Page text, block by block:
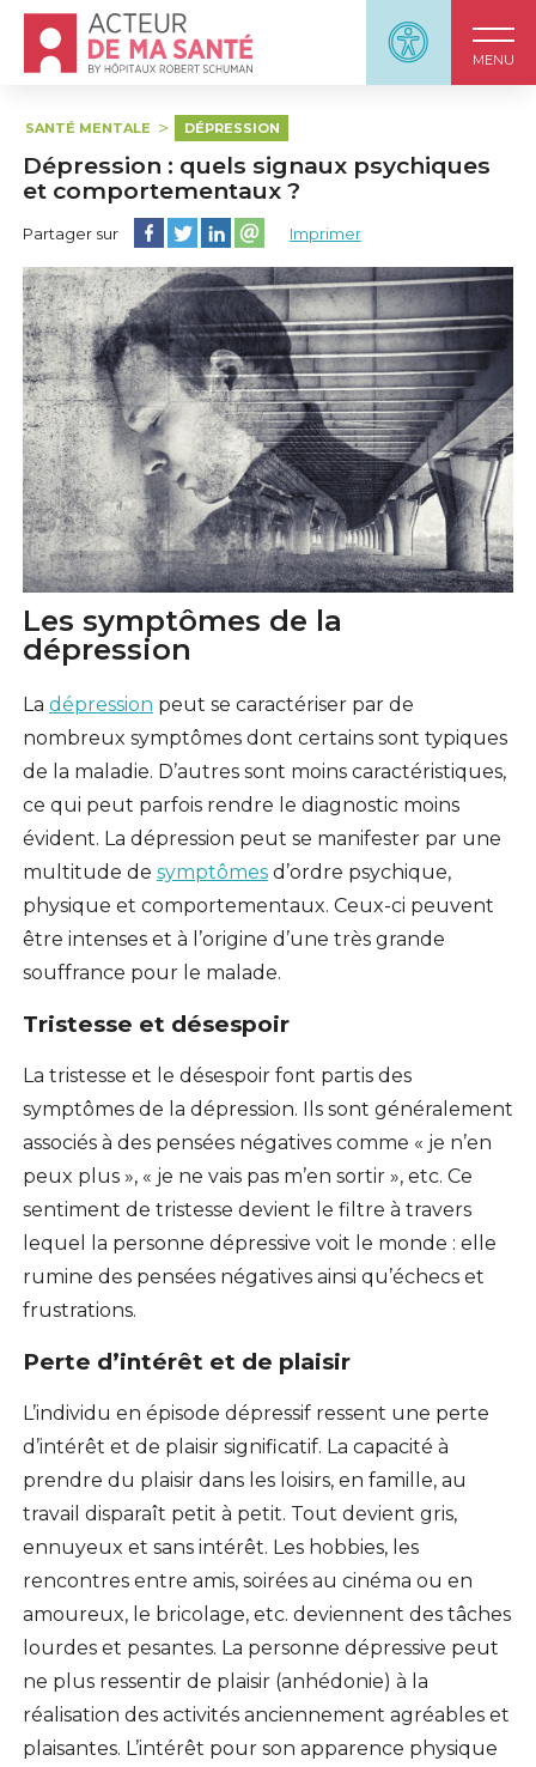
Panneau
MENU
Accueil - Acteur de ma santé, by HôpitauxRobert
SANTÉ MENTALE DÉPRESSION
Dépression : quels signaux psychiques
et comportementaux ?
Partager sur Partager cette page sur Facebook
Partager cette page sur Twitter
Partager cette page sur LinkedIn
Partager cette page sur email
Imprimer
Les symptômes de la
dépression
La dépression peut se caractériser par de
nombreux symptômes dont certains sont typiques
de la maladie. D’autres sont moins caractéristiques,
ce qui peut parfois rendre le diagnostic moins
évident. La dépression peut se manifester par une
multitude de symptômesd’ordre psychique,
physique et comportementaux. Ceux-ci peuvent
être intenses et à l’origine d’une très grande
souffrance pour le malade.
Tristesse et désespoir
La tristesse et le désespoir font partis des
symptômes de la dépression. Ils sont généralement
associés à des pensées négatives comme « je n’en
peux plus », « je ne vais pas m’en sortir », etc. Ce
sentiment de tristesse devient le filtre à travers
lequel la personne dépressive voit le monde : elle
rumine des pensées négatives ainsi qu’échecs et
frustrations.
Perte d’intérêt et de plaisir
L’individu en épisode dépressif ressent une perte
d’intérêt et de plaisir significatif. La capacité à
prendre du plaisir dans les loisirs, en famille, au
travail disparaît petit à petit. Tout devient gris,
ennuyeux et sans intérêt. Les hobbies, les
rencontres entre amis, soirées au cinéma ou en
amoureux, le bricolage, etc. deviennent des tâches
lourdes et pesantes. La personne dépressive peut
ne plus ressentir de plaisir (anhédonie) à la
réalisation des activités anciennement agréables et
plaisantes. L’intérêt pour son apparence physique